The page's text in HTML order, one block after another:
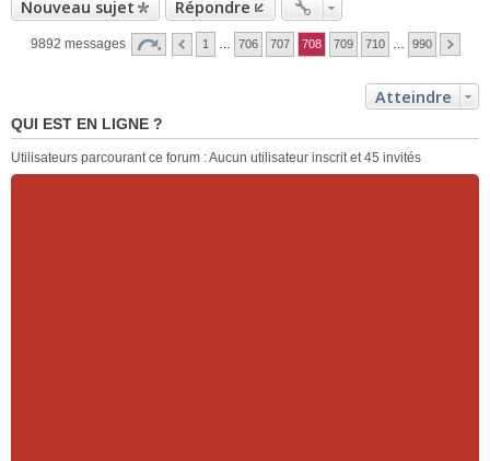
Nouveau sujet Répondre
9892 messages 1 706 707 708 709 710 990
Atteindre
QUI EST EN LIGNE ?
Utilisateurs parcourant ce forum : Aucun utilisateur inscrit et 45 invités